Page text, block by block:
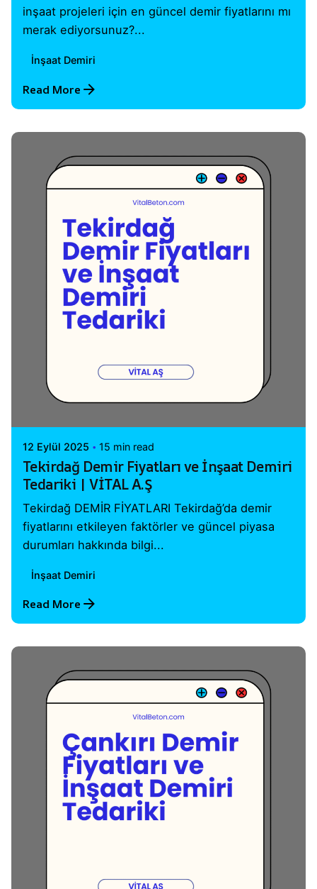
inşaat projeleri için en güncel demir fiyatlarını mı
merak ediyorsunuz?...
İnşaat Demiri
Read More
12 Eylül 2025 15 min read
Tekirdağ Demir Fiyatları ve İnşaat Demiri
Tedariki | VİTAL A.Ş
Tekirdağ DEMİR FİYATLARI Tekirdağ’da demir
fiyatlarını etkileyen faktörler ve güncel piyasa
durumları hakkında bilgi...
İnşaat Demiri
Read More